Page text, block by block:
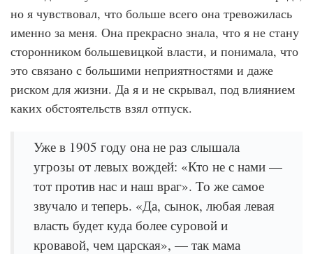
но я чувствовал, что больше всего она тревожилась
именно за меня. Она прекрасно знала, что я не стану
сторонником большевицкой власти, и понимала, что
это связано с большими неприятностями и даже
риском для жизни. Да я и не скрывал, под влиянием
каких обстоятельств взял отпуск.
Уже в 1905 году она не раз слышала
угрозы от левых вождей: «Кто не с нами —
тот против нас и наш враг». То же самое
звучало и теперь. «Да, сынок, любая левая
власть будет куда более суровой и
кровавой, чем царская», — так мама